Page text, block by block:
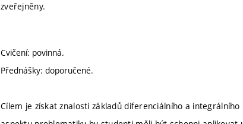
zveřejněny.
Cvičení: povinná.
Přednášky: doporučené.
Cílem je získat znalosti základů diferenciálního a